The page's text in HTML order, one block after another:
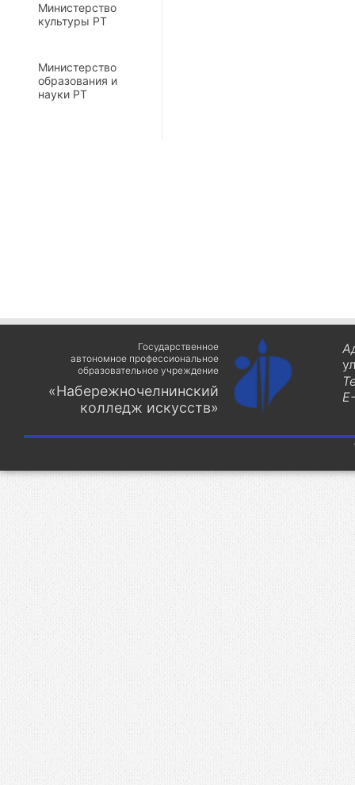
Министерство
культуры РТ
Министерство
образования и
науки РТ
Государственное
автономное профессиональное
образовательное учреждение
«Набережночелнинский
колледж искусств»